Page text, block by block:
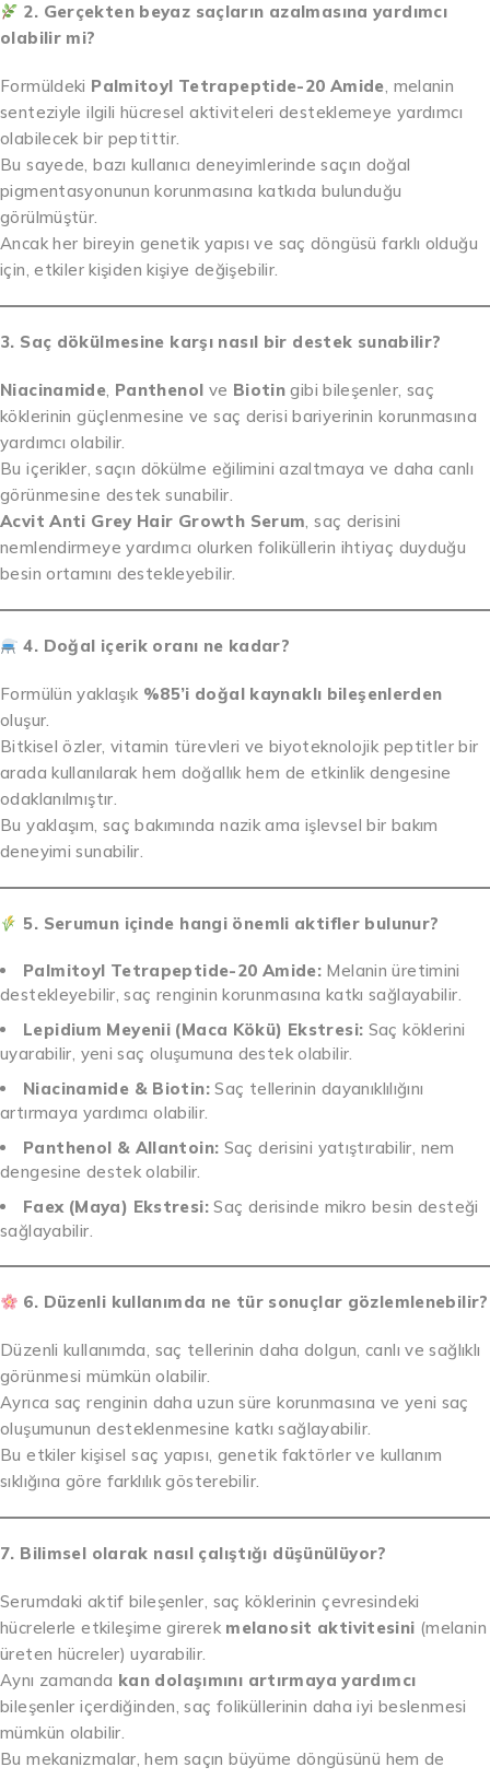
2. Gerçekten beyaz saçların azalmasına yardımcı
olabilir mi?
Formüldeki Palmitoyl Tetrapeptide-20 Amide, melanin
senteziyle ilgili hücresel aktiviteleri desteklemeye yardımcı
olabilecek bir peptittir.
Bu sayede, bazı kullanıcı deneyimlerinde saçın doğal
pigmentasyonunun korunmasına katkıda bulunduğu
görülmüştür.
Ancak her bireyin genetik yapısı ve saç döngüsü farklı olduğu
için, etkiler kişiden kişiye değişebilir.
3. Saç dökülmesine karşı nasıl bir destek sunabilir?
Niacinamide, Panthenol ve Biotin gibi bileşenler, saç
köklerinin güçlenmesine ve saç derisi bariyerinin korunmasına
yardımcı olabilir.
Bu içerikler, saçın dökülme eğilimini azaltmaya ve daha canlı
görünmesine destek sunabilir.
Acvit Anti Grey Hair Growth Serum, saç derisini
nemlendirmeye yardımcı olurken foliküllerin ihtiyaç duyduğu
besin ortamını destekleyebilir.
4. Doğal içerik oranı ne kadar?
Formülün yaklaşık %85’i doğal kaynaklı bileşenlerden
oluşur.
Bitkisel özler, vitamin türevleri ve biyoteknolojik peptitler bir
arada kullanılarak hem doğallık hem de etkinlik dengesine
odaklanılmıştır.
Bu yaklaşım, saç bakımında nazik ama işlevsel bir bakım
deneyimi sunabilir.
5. Serumun içinde hangi önemli aktifler bulunur?
Palmitoyl Tetrapeptide-20 Amide: Melanin üretimini
destekleyebilir, saç renginin korunmasına katkı sağlayabilir.
Lepidium Meyenii (Maca Kökü) Ekstresi: Saç köklerini
uyarabilir, yeni saç oluşumuna destek olabilir.
Niacinamide & Biotin:Saç tellerinin dayanıklılığını
artırmaya yardımcı olabilir.
Panthenol & Allantoin: Saç derisini yatıştırabilir, nem
dengesine destek olabilir.
Faex (Maya) Ekstresi:Saç derisinde mikro besin desteği
sağlayabilir.
6. Düzenli kullanımda ne tür sonuçlar gözlemlenebilir?
Düzenli kullanımda, saç tellerinin daha dolgun, canlı ve sağlıklı
görünmesi mümkün olabilir.
Ayrıca saç renginin daha uzun süre korunmasına ve yeni saç
oluşumunun desteklenmesine katkı sağlayabilir.
Bu etkiler kişisel saç yapısı, genetik faktörler ve kullanım
sıklığına göre farklılık gösterebilir.
7. Bilimsel olarak nasıl çalıştığı düşünülüyor?
Serumdaki aktif bileşenler, saç köklerinin çevresindeki
hücrelerle etkileşime girerek melanosit aktivitesini (melanin
üreten hücreler) uyarabilir.
Aynı zamanda kan dolaşımını artırmaya yardımcı
bileşenler içerdiğinden, saç foliküllerinin daha iyi beslenmesi
mümkün olabilir.
Bu mekanizmalar, hem saçın büyüme döngüsünü hem de